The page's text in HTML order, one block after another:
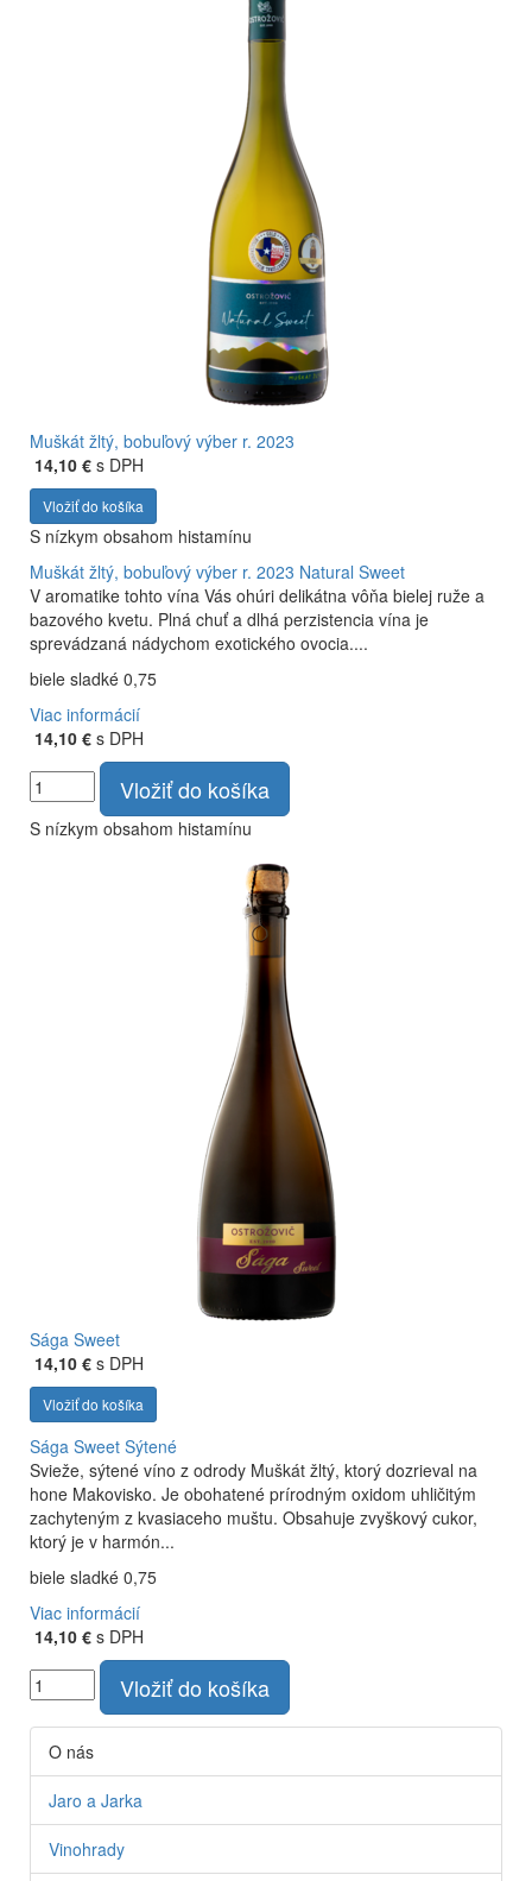
Muškát žltý, bobuľový výber r. 2023
14,10 € s DPH
Vložiť do košíka
S nízkym obsahom histamínu
Muškát žltý, bobuľový výber r. 2023 Natural Sweet
V aromatike tohto vína Vás ohúri delikátna vôňa bielej ruže a
bazového kvetu. Plná chuť a dlhá perzistencia vína je
sprevádzaná nádychom exotického ovocia....
biele sladké 0,75
Viac informácií
14,10 € s DPH
Vložiť do košíka
S nízkym obsahom histamínu
Sága Sweet
14,10 € s DPH
Vložiť do košíka
Sága Sweet Sýtené
Svieže, sýtené víno z odrody Muškát žltý, ktorý dozrieval na
hone Makovisko. Je obohatené prírodným oxidom uhličitým
zachyteným z kvasiaceho muštu. Obsahuje zvyškový cukor,
ktorý je v harmón...
biele sladké 0,75
Viac informácií
14,10 € s DPH
Vložiť do košíka
O nás
Jaro a Jarka
Vinohrady